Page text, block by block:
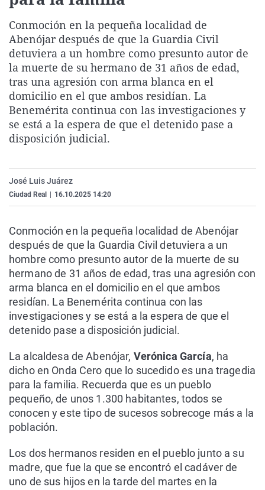
Gente viajera
Como el perro y el
Retornados
Equipo de
Operación Viuda
Galicia
La Rioja
Navarra
País Vasco
Televisión
Elecciones
Conmoción en la pequeña localidad de
Abenójar después de que la Guardia Civil
detuviera a un hombre como presunto autor de
la muerte de su hermano de 31 años de edad,
tras una agresión con arma blanca en el
domicilio en el que ambos residían. La
Benemérita continua con las investigaciones y
se está a la espera de que el detenido pase a
disposición judicial.
José Luis Juárez
Ciudad Real 16.10.2025 14:20
Conmoción en la pequeña localidad de Abenójar
después de que la Guardia Civil detuviera a un
hombre como presunto autor de la muerte de su
hermano de 31 años de edad, tras una agresión con
arma blanca en el domicilio en el que ambos
residían. La Benemérita continua con las
investigaciones y se está a la espera de que el
detenido pase a disposición judicial.
La alcaldesa de Abenójar, Verónica García, ha
dicho en Onda Cero que lo sucedido es una tragedia
para la familia. Recuerda que es un pueblo
pequeño, de unos 1.300 habitantes, todos se
conocen y este tipo de sucesos sobrecoge más a la
población.
Los dos hermanos residen en el pueblo junto a su
madre, que fue la que se encontró el cadáver de
uno de sus hijos en la tarde del martes en la